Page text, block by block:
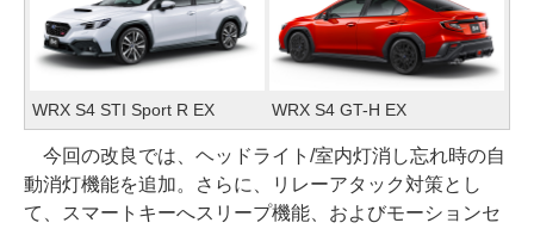
WRX S4 STI Sport R EX WRX S4 GT-H EX
今回の改良では、ヘッドライト/室内灯消し忘れ時の自
動消灯機能を追加。さらに、リレーアタック対策とし
て、スマートキーへスリープ機能、およびモーションセ